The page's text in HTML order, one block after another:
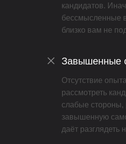
кандидатов.
бессмысленные
близко вам не
Завышенные
Отсутствие
рассмотреть
слабые стороны,
завышенную
даёт